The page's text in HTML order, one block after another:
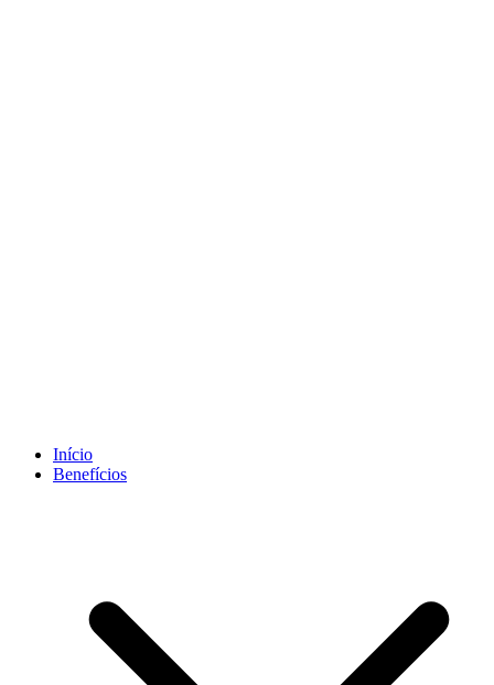
Início
Benefícios